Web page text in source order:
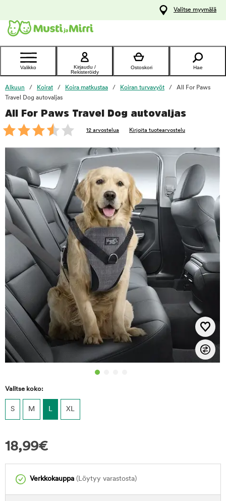
Ota yhteyttä
asiakaspalveluun
Valitse myymälä
Valikko
Kirjaudu /
Rekisteröidy
Ostoskori Hae
Alkuun Koirat Koira matkustaa Koiran turvavyöt
All For Paws
Travel Dog autovaljas
All For Paws Travel Dog autovaljas
12 arvostelua Kirjoita tuotearvostelu
Valitse koko:
S M L XL
18,99€
Verkkokauppa (Löytyy varastosta)
foo